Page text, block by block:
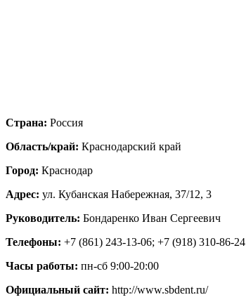
Страна: Россия
Область/край: Краснодарский край
Город: Краснодар
Адрес: ул. Кубанская Набережная, 37/12, 3
Руководитель: Бондаренко Иван Сергеевич
Телефоны: +7 (861) 243-13-06; +7 (918) 310-86-24
Часы работы: пн-сб 9:00-20:00
Официальный сайт: http://www.sbdent.ru/